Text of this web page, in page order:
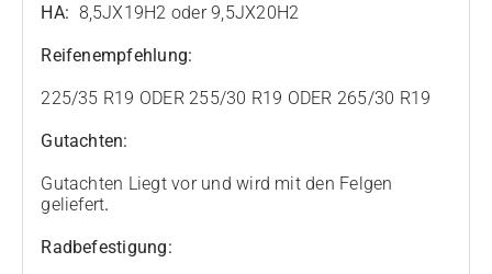
HA: 8,5JX19H2 oder 9,5JX20H2
Reifenempfehlung:
225/35 R19 ODER 255/30 R19 ODER 265/30 R19
Gutachten:
Gutachten Liegt vor und wird mit den Felgen
geliefert.
Radbefestigung: